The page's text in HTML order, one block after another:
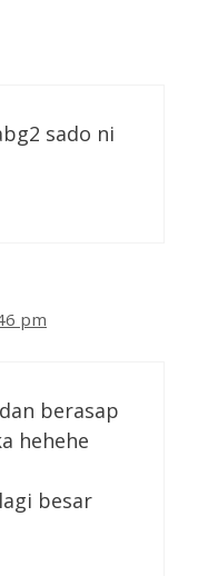
sado ni
pm
berasap
hehehe
besar